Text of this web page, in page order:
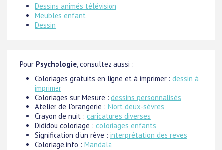
Dessins animés télévision
Meubles enfant
Dessin
Pour Psychologie, consultez aussi :
Coloriages gratuits en ligne et à imprimer : dessin à
imprimer
Coloriages sur Mesure : dessins personnalisés
Atelier de l'orangerie : Niort deux-sèvres
Crayon de nuit : caricatures diverses
Dididou coloriage : coloriages enfants
Signification d'un rêve : interprétation des reves
Coloriage.info : Mandala